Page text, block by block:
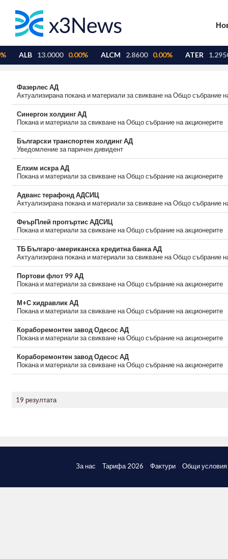
Фазерлес АД
Актуализирана покана и материали за свикване на Общо събрание
Синергон холдинг АД
Покана и материали за свикване на Общо събрание на акционерите
Български транспортен холдинг АД
Уведомление за паричен дивидент
Елхим искра АД
Покана и материали за свикване на Общо събрание на акционерите
Адванс терафонд АДСИЦ
Актуализирана покана и материали за свикване на Общо събрание
ФеърПлей пропъртис АДСИЦ
Покана и материали за свикване на Общо събрание на акционерите
ТБ Българо-американска кредитна банка АД
Актуализирана покана и материали за свикване на Общо събрание
Портови флот 99 АД
Покана и материали за свикване на Общо събрание на акционерите
М+С хидравлик АД
Покана и материали за свикване на Общо събрание на акционерите
Кораборемонтен завод Одесос АД
Покана и материали за свикване на Общо събрание на акционерите
Кораборемонтен завод Одесос АД
Покана и материали за свикване на Общо събрание на акционерите
19 резултата
За нас Тарифа 2026 Фактури Общи условия